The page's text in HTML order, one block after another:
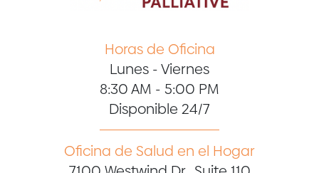
Horas de Oficina
Lunes - Viernes
8:30 AM - 5:00 PM
Disponible 24/7
Oficina de Salud en el Hogar